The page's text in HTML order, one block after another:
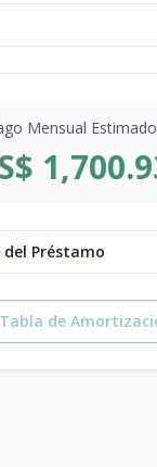
Mensual Estimado
Préstamo
de